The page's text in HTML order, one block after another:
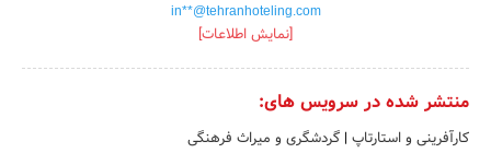
in**@tehranhoteling.com
[نمایش اطلاعات]
منتشر شده در سرویس های:
کارآفرینی و استارتاپ | گردشگری و میراث فرهنگی